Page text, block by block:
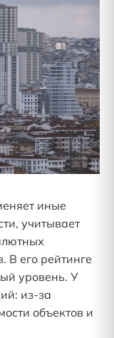
иные
учитывает
В его рейтинге
уровень. У
из-за
объектов и